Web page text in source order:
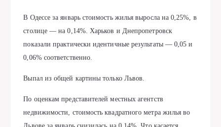
В Одессе за январь стоимость жилья выросла на 0,25%, в
столице — на 0,14%. Харьков и Днепропетровск
показали практически идентичные результаты — 0,05 и
0,06% соответственно.
Выпал из общей картины только Львов.
По оценкам представителей местных агентств
недвижимости, стоимость квадратного метра жилья во